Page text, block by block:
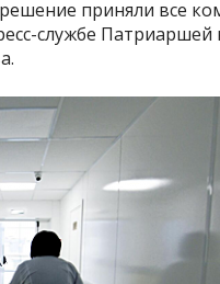
приняли все
службе Патриаршей